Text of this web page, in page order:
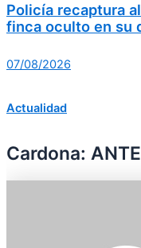
Policía recaptura
finca oculto en su
07/08/2026
Actualidad
Cardona: